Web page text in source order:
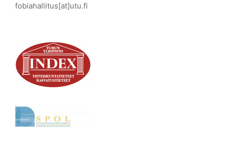
fobiahallitus[at]utu.fi